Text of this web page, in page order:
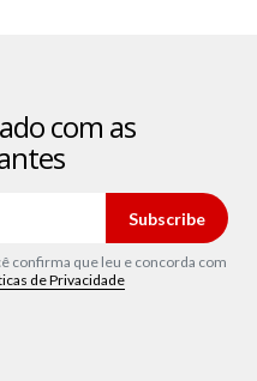
com as
Subscribe
confirma que leu e concorda com
de Privacidade